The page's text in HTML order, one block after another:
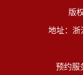
版
地址：
预约服